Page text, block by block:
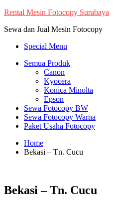
Skip
content
Rental Mesin Fotocopy Surabaya
Sewa dan Jual Mesin Fotocopy
Special Menu
Semua Produk
Canon
Kyocera
Konica Minolta
Epson
Sewa Fotocopy BW
Sewa Fotocopy Warna
Paket Usaha Fotocopy
Home
Bekasi – Tn. Cucu
Bekasi – Tn. Cucu